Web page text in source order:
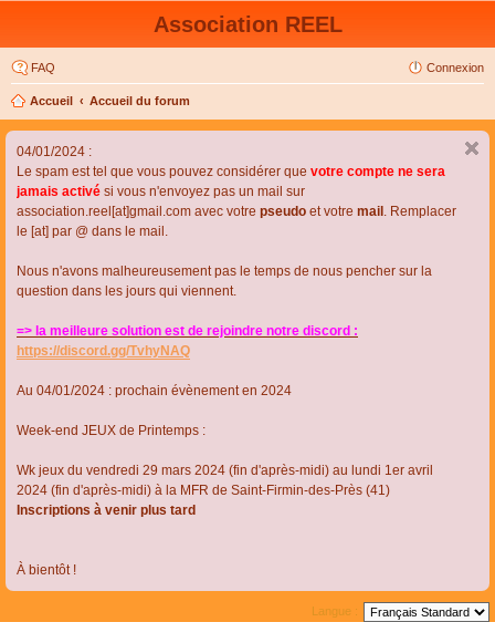
Association REEL
FAQ Connexion
Accueil Accueil du forum
04/01/2024 :
Le spam est tel que vous pouvez considérer que votre compte ne sera
jamais activé si vous n'envoyez pas un mail sur
association.reel[at]gmail.com avec votre pseudo et votre mail . Remplacer
le [at] par @ dans le mail.
Nous n'avons malheureusement pas le temps de nous pencher sur la
question dans les jours qui viennent.
=> la meilleure solution est de rejoindre notre discord :
https://discord.gg/TvhyNAQ
Au 04/01/2024 : prochain évènement en 2024
Week-end JEUX de Printemps :
Wk jeux du vendredi 29 mars 2024 (fin d'après-midi) au lundi 1er avril
2024 (fin d'après-midi) à la MFR de Saint-Firmin-des-Près (41)
Inscriptions à venir plus tard
À bientôt !
Langue :